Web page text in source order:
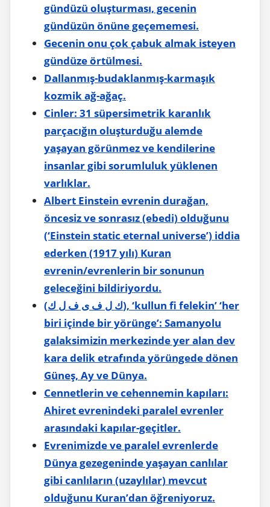
gündüzü oluşturması, gecenin
gündüzün önüne geçememesi.
Gecenin onu çok çabuk almak isteyen
gündüze örtülmesi.
Dallanmış-budaklanmış-karmaşık
kozmik ağ-ağaç.
Cinler: 31 süpersimetrik karanlık
parçacığın oluşturduğu alemde
yaşayan görünmez ve kendilerine
insanlar gibi sorumluluk yüklenen
varlıklar.
Albert Einstein evrenin durağan,
öncesiz ve sonrasız (ebedi) olduğunu
(‘Einstein static eternal universe’) iddia
ederken (1917 yılı) Kuran
evrenin/evrenlerin bir sonunun
geleceğini bildiriyordu.
(ك ل ف ى ف ل ك), ‘kullun fi felekin’ ‘her
biri içinde bir yörünge’: Samanyolu
galaksimizin merkezinde yer alan dev
kara delik etrafında yörüngede dönen
Güneş, Ay ve Dünya.
Cennetlerin ve cehennemin kapıları:
Ahiret evrenindeki paralel evrenler
arasındaki kapılar-geçitler.
Evrenimizde ve paralel evrenlerde
Dünya gezegeninde yaşayan canlılar
gibi canlıların (uzaylılar) mevcut
olduğunu Kuran’dan öğreniyoruz.